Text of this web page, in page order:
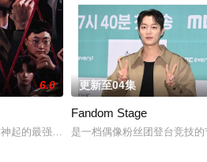
6.0
起的最强昌珉、TXT的杋圭等神级阵容破
更新至04集
Fandom Stage
是一档偶像粉丝团登台竞技